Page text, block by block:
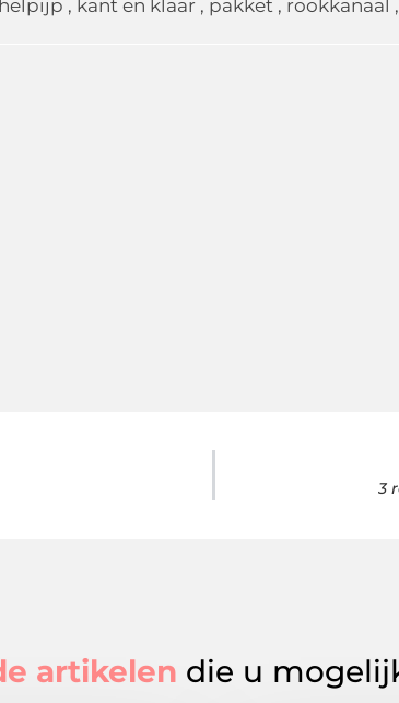
, kant en klaar, pakket, rookkanaal ,
3
artikelen die u